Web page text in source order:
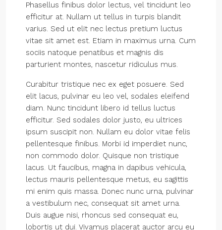
Phasellus finibus dolor lectus, vel tincidunt leo
efficitur at. Nullam ut tellus in turpis blandit
varius. Sed ut elit nec lectus pretium luctus
vitae sit amet est. Etiam in maximus urna. Cum
sociis natoque penatibus et magnis dis
parturient montes, nascetur ridiculus mus.
Curabitur tristique nec ex eget posuere. Sed
elit lacus, pulvinar eu leo vel, sodales eleifend
diam. Nunc tincidunt libero id tellus luctus
efficitur. Sed sodales dolor justo, eu ultrices
ipsum suscipit non. Nullam eu dolor vitae felis
pellentesque finibus. Morbi id imperdiet nunc,
non commodo dolor. Quisque non tristique
lacus. Ut faucibus, magna in dapibus vehicula,
lectus mauris pellentesque metus, eu sagittis
mi enim quis massa. Donec nunc urna, pulvinar
a vestibulum nec, consequat sit amet urna.
Duis augue nisi, rhoncus sed consequat eu,
lobortis ut dui. Vivamus placerat auctor arcu eu